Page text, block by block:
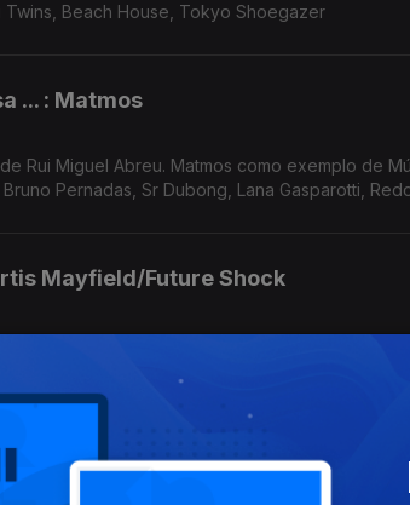
Beach House, Tokyo Shoegazer
... : Matmos
Rui Miguel Abreu. Matmos como exemplo de
Pernadas, Sr Dubong, Lana Gasparotti,
Mayfield/Future Shock
Música de Local Artist, Sade, Break SL,